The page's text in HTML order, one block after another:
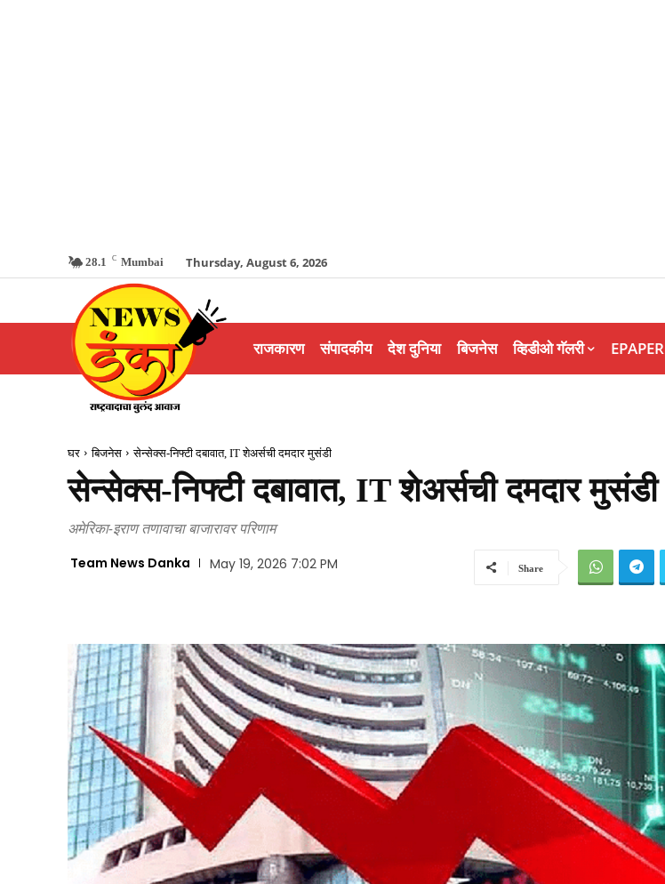
28.1 C Mumbai Thursday, August 6, 2026
राजकारण संपादकीय देश दुनिया बिजनेस व्हिडीओ गॅलरी EPAPER
घर बिजनेस सेन्सेक्स-निफ्टी दबावात, IT शेअर्सची दमदार मुसंडी
सेन्सेक्स-निफ्टी दबावात, IT शेअर्सची दमदार मुसंडी
अमेरिका-इराण तणावाचा बाजारावर परिणाम
Team News Danka May 19, 2026 7:02 PM Share